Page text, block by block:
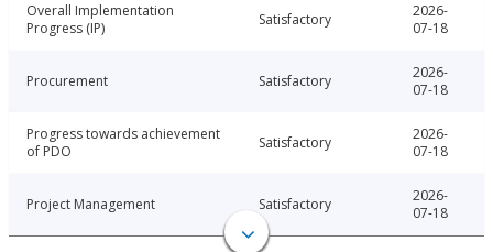
Overall Implementation
Progress (IP)
Satisfactory
2026-
07-18
Procurement Satisfactory
2026-
07-18
Progress towards achievement
of PDO
Satisfactory
2026-
07-18
Project Management Satisfactory
2026-
07-18